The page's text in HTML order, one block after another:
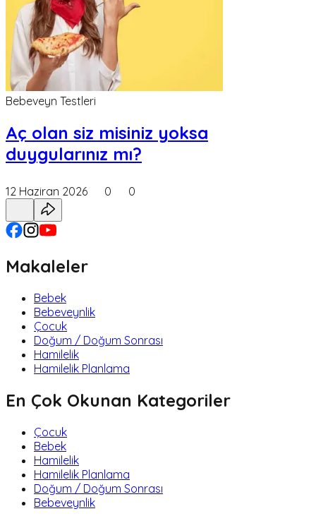
Bebeveyn Testleri
Aç olan siz misiniz yoksa
duygularınız mı?
12 Haziran 2026 0 0
Makaleler
Bebek
Bebeveynlik
Çocuk
Doğum / Doğum Sonrası
Hamilelik
Hamilelik Planlama
En Çok Okunan Kategoriler
Çocuk
Bebek
Hamilelik
Hamilelik Planlama
Doğum / Doğum Sonrası
Bebeveynlik